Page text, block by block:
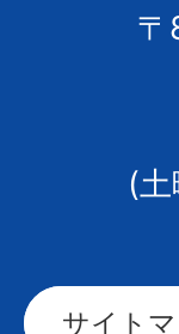
〒
(
サイト